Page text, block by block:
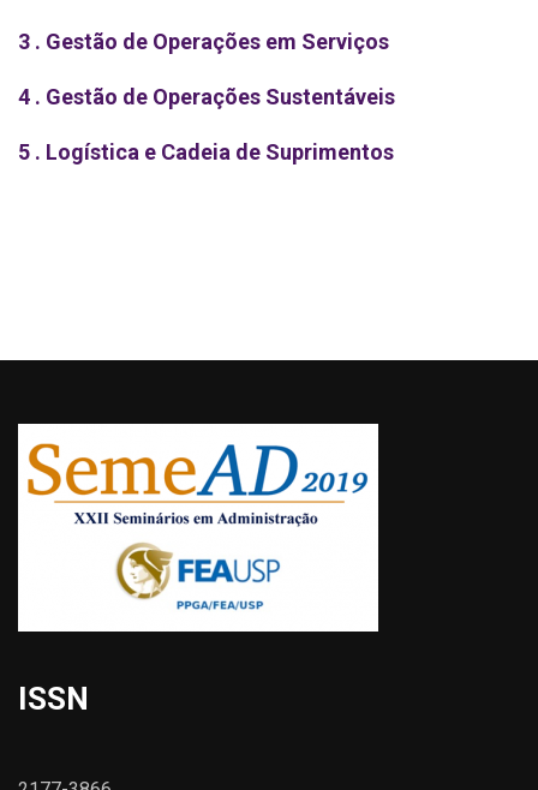
3 . Gestão de Operações em Serviços
4 . Gestão de Operações Sustentáveis
5 . Logística e Cadeia de Suprimentos
ISSN